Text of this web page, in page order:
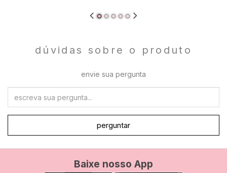
dúvidas sobre o produto
envie sua pergunta
perguntar
Baixe nosso App